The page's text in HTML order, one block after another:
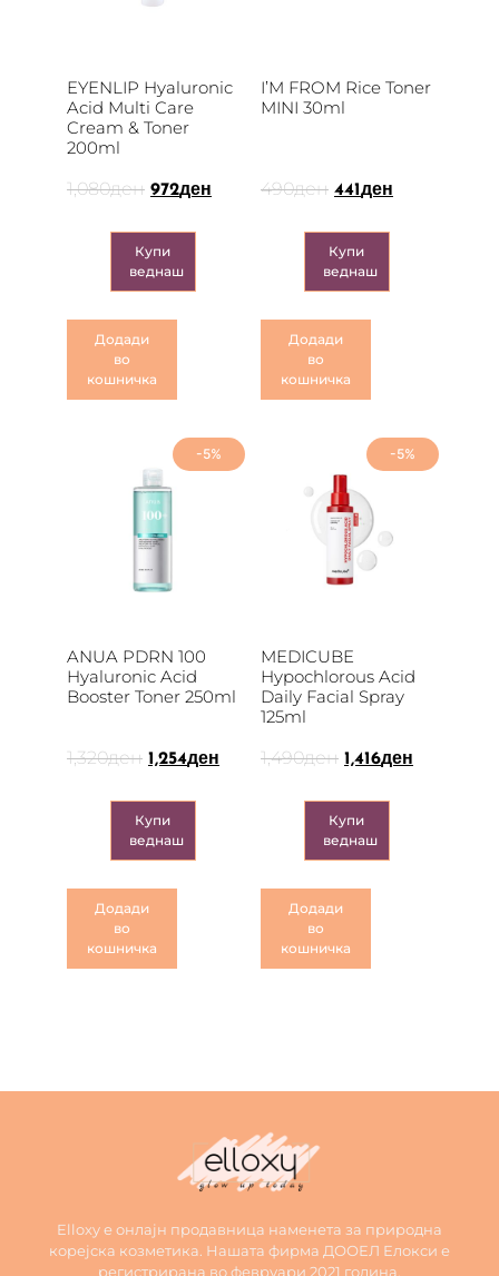
EYENLIP Hyaluronic
Acid Multi Care
Cream & Toner
200ml
1,080ден 972ден
Купи
веднаш
Додади
во
кошничка
I’M FROM Rice Toner
MINI 30ml
490ден 441ден
Купи
веднаш
Додади
во
кошничка
-5%
ANUA PDRN 100
Hyaluronic Acid
Booster Toner 250ml
1,320ден 1,254ден
Купи
веднаш
Додади
во
кошничка
-5%
MEDICUBE
Hypochlorous Acid
Daily Facial Spray
125ml
1,490ден 1,416ден
Купи
веднаш
Додади
во
кошничка
Elloxy е онлајн продавница наменета за природна
корејска козметика. Нашата фирма ДООЕЛ Елокси е
регистрирана во февруари 2021 година.